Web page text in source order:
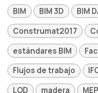
BIM
BIM 3D BIM
Construmat2017
estándares BIM
Flujos de trabajo
LOD
madera MEP